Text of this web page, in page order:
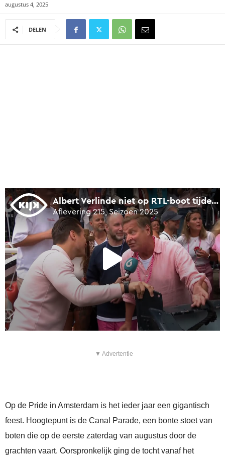
augustus 4, 2025
DELEN
▼ Advertentie
Op de Pride in Amsterdam is het ieder jaar een gigantisch
feest. Hoogtepunt is de Canal Parade, een bonte stoet van
boten die op de eerste zaterdag van augustus door de
grachten vaart. Oorspronkelijk ging de tocht vanaf het